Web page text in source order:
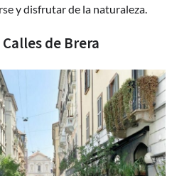
y disfrutar de la naturaleza.
de Brera